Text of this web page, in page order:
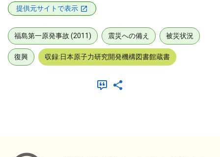
提供元サイトで表示
福島第一原発事故 (2011) 震災への備え 被災状況
復興 収録:日本原子力研究開発機構図書館蔵書